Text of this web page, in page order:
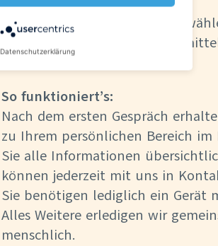
Produkte & Leistungen
Informationen digital
So funktioniert’s:
Nach dem ersten Gespräch
zu Ihrem persönlichen Bereich
Sie alle Informationen
können jederzeit mit uns in
Sie benötigen lediglich ein Gerät
Alles Weitere erledigen wir
menschlich.
Datenschutzerklärung